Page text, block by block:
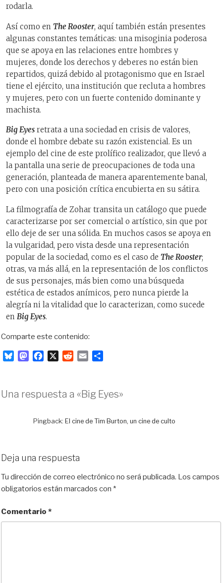
rodarla.
Así como en The Rooster, aquí también están presentes
algunas constantes temáticas: una misoginia poderosa
que se apoya en las relaciones entre hombres y
mujeres, donde los derechos y deberes no están bien
repartidos, quizá debido al protagonismo que en Israel
tiene el ejército, una institución que recluta a hombres
y mujeres, pero con un fuerte contenido dominante y
machista.
Big Eyes retrata a una sociedad en crisis de valores,
donde el hombre debate su razón existencial. Es un
ejemplo del cine de este prolífico realizador, que llevó a
la pantalla una serie de preocupaciones de toda una
generación, planteada de manera aparentemente banal,
pero con una posición crítica encubierta en su sátira.
La filmografía de Zohar transita un catálogo que puede
caracterizarse por ser comercial o artístico, sin que por
ello deje de ser una sólida. En muchos casos se apoya en
la vulgaridad, pero vista desde una representación
popular de la sociedad, como es el caso de The Rooster;
otras, va más allá, en la representación de los conflictos
de sus personajes, más bien como una búsqueda
estética de estados anímicos, pero nunca pierde la
alegría ni la vitalidad que lo caracterizan, como sucede
en Big Eyes.
Comparte este contenido:
s
M
o
o
b
o
X
i
i
l
p
a
t
Una respuesta a «Big Eyes»
Pingback: El cine de Tim Burton, un cine de culto
Deja una respuesta
Tu dirección de correo electrónico no será publicada. Los campos
obligatorios están marcados con *
Comentario *